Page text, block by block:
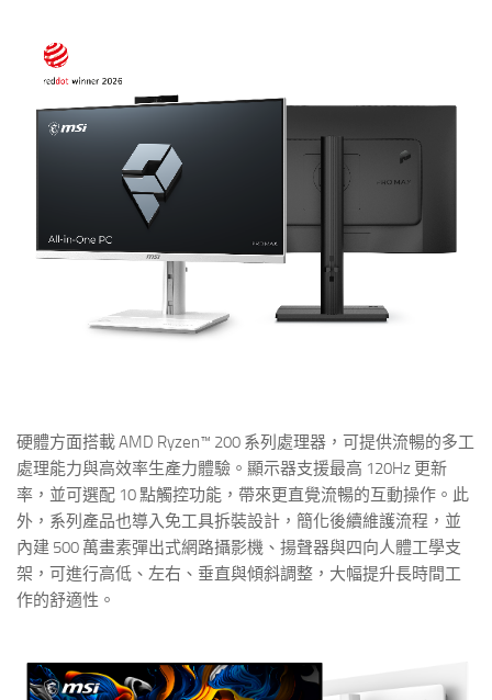
硬體方面搭載 AMD Ryzen™ 200 系列處理器，可提供流暢的多工
處理能力與高效率生產力體驗。顯示器支援最高 120Hz 更新
率，並可選配 10 點觸控功能，帶來更直覺流暢的互動操作。此
外，系列產品也導入免工具拆裝設計，簡化後續維護流程，並
內建 500 萬畫素彈出式網路攝影機、揚聲器與四向人體工學支
架，可進行高低、左右、垂直與傾斜調整，大幅提升長時間工
作的舒適性。